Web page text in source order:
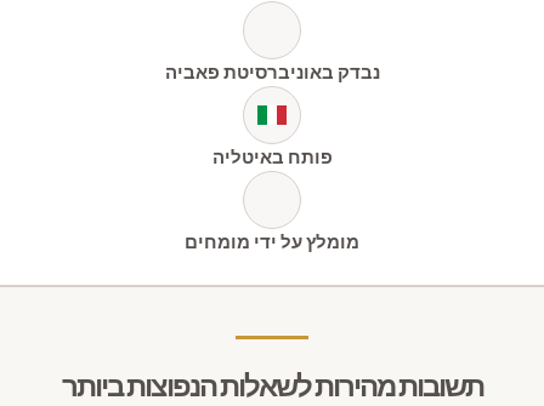
נבדק באוניברסיטת פאביה
פותח באיטליה
מומלץ על ידי מומחים
תשובות מהירות לשאלות הנפוצות ביותר